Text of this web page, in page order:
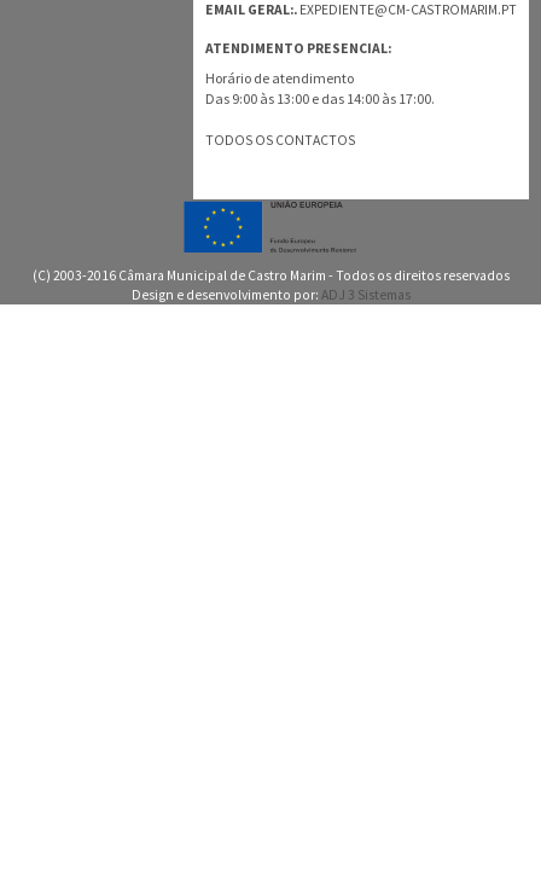
EMAIL GERAL:. EXPEDIENTE@CM-CASTROMARIM.PT
ATENDIMENTO PRESENCIAL:
Horário de atendimento
Das 9:00 às 13:00 e das 14:00 às 17:00.
TODOS OS CONTACTOS
(C) 2003-2016 Câmara Municipal de Castro Marim - Todos os direitos reservados
Design e desenvolvimento por: ADJ 3 Sistemas